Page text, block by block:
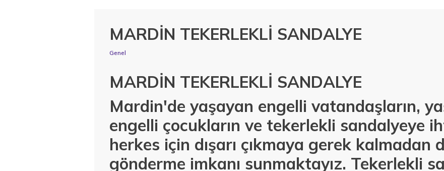
MARDİN TEKERLEKLİ SANDALYE
Genel
MARDİN TEKERLEKLİ SANDALYE
Mardin'de yaşayan engelli vatandaşların,
engelli çocukların ve tekerlekli sandalyeye
herkes için dışarı çıkmaya gerek kalmadan
gönderme imkanı sunmaktayız. Tekerlekli